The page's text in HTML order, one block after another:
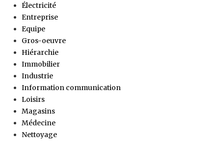
Électricité
Entreprise
Equipe
Gros-oeuvre
Hiérarchie
Immobilier
Industrie
Information communication
Loisirs
Magasins
Médecine
Nettoyage